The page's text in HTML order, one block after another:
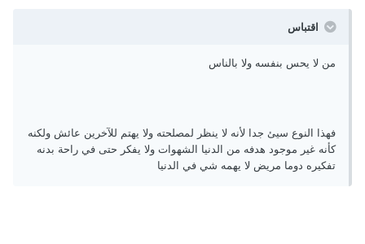
اقتباس
من لا يحس بنفسه ولا بالناس
فهذا النوع سيئ جدا لأنه لا ينظر لمصلحته ولا يهتم للآخرين عائش ولكنه
كأنه غير موجود هدفه من الدنيا الشهوات ولا يفكر حتى في راحة بدنه
تفكيره دوما مريض لا يهمه شي في الدنيا